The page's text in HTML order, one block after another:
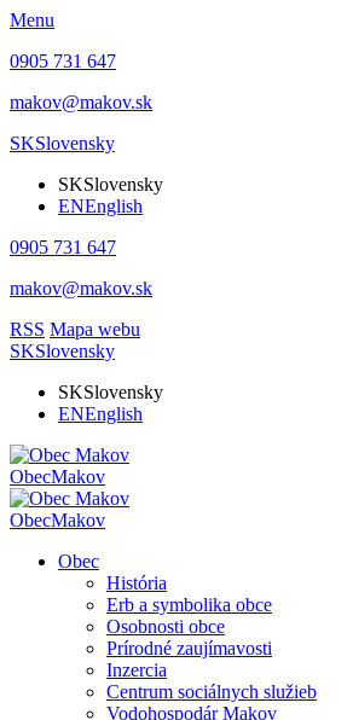
Menu
0905 731 647
makov@makov.sk
SKSlovensky
SKSlovensky
ENEnglish
0905 731 647
makov@makov.sk
RSS Mapa webu
SKSlovensky
SKSlovensky
ENEnglish
ObecMakov
ObecMakov
Obec
História
Erb a symbolika obce
Osobnosti obce
Prírodné zaujímavosti
Inzercia
Centrum sociálnych služieb
Vodohospodár Makov